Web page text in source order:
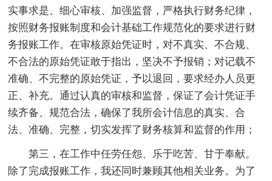
实事求是、细心审核、加强监督，严格执行财务纪律，
按照财务报账制度和会计基础工作规范化的要求进行财
务报账工作。在审核原始凭证时，对不真实、不合规、
不合法的原始凭证敢于指出，坚决不予报销；对记载不
准确、不完整的原始凭证，予以退回，要求经办人员更
正、补充。通过认真的审核和监督，保证了会计凭证手
续齐备、规范合法，确保了我所会计信息的真实、合
法、准确、完整，切实发挥了财务核算和监督的作用；
第三，在工作中任劳任怨、乐于吃苦、甘于奉献。
除了完成报账工作，我还同时兼顾其他相关业务。为了